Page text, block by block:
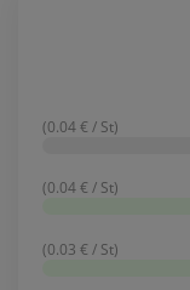
(0.04 € / St)
(0.04 € / St)
(0.03 € / St)